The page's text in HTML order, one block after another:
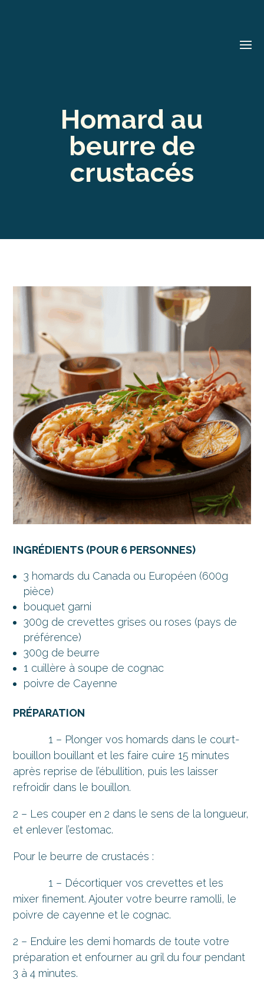
Homard au
beurre de
crustacés
INGRÉDIENTS (POUR 6 PERSONNES)
3 homards du Canada ou Européen (600g
pièce)
bouquet garni
300g de crevettes grises ou roses (pays de
préférence)
300g de beurre
1 cuillère à soupe de cognac
poivre de Cayenne
PRÉPARATION
1 – Plonger vos homards dans le court-
bouillon bouillant et les faire cuire 15 minutes
après reprise de l’ébullition, puis les laisser
refroidir dans le bouillon.
2 – Les couper en 2 dans le sens de la longueur,
et enlever l’estomac.
Pour le beurre de crustacés :
1 – Décortiquer vos crevettes et les
mixer finement. Ajouter votre beurre ramolli, le
poivre de cayenne et le cognac.
2 – Enduire les demi homards de toute votre
préparation et enfourner au gril du four pendant
3 à 4 minutes.